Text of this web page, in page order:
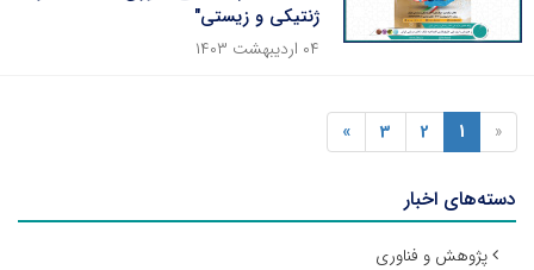
ژنتیکی و زیستی"
۰۴ اردیبهشت ۱۴۰۳
«
1
2
3
»
دسته‌های اخبار
پژوهش و فناوری